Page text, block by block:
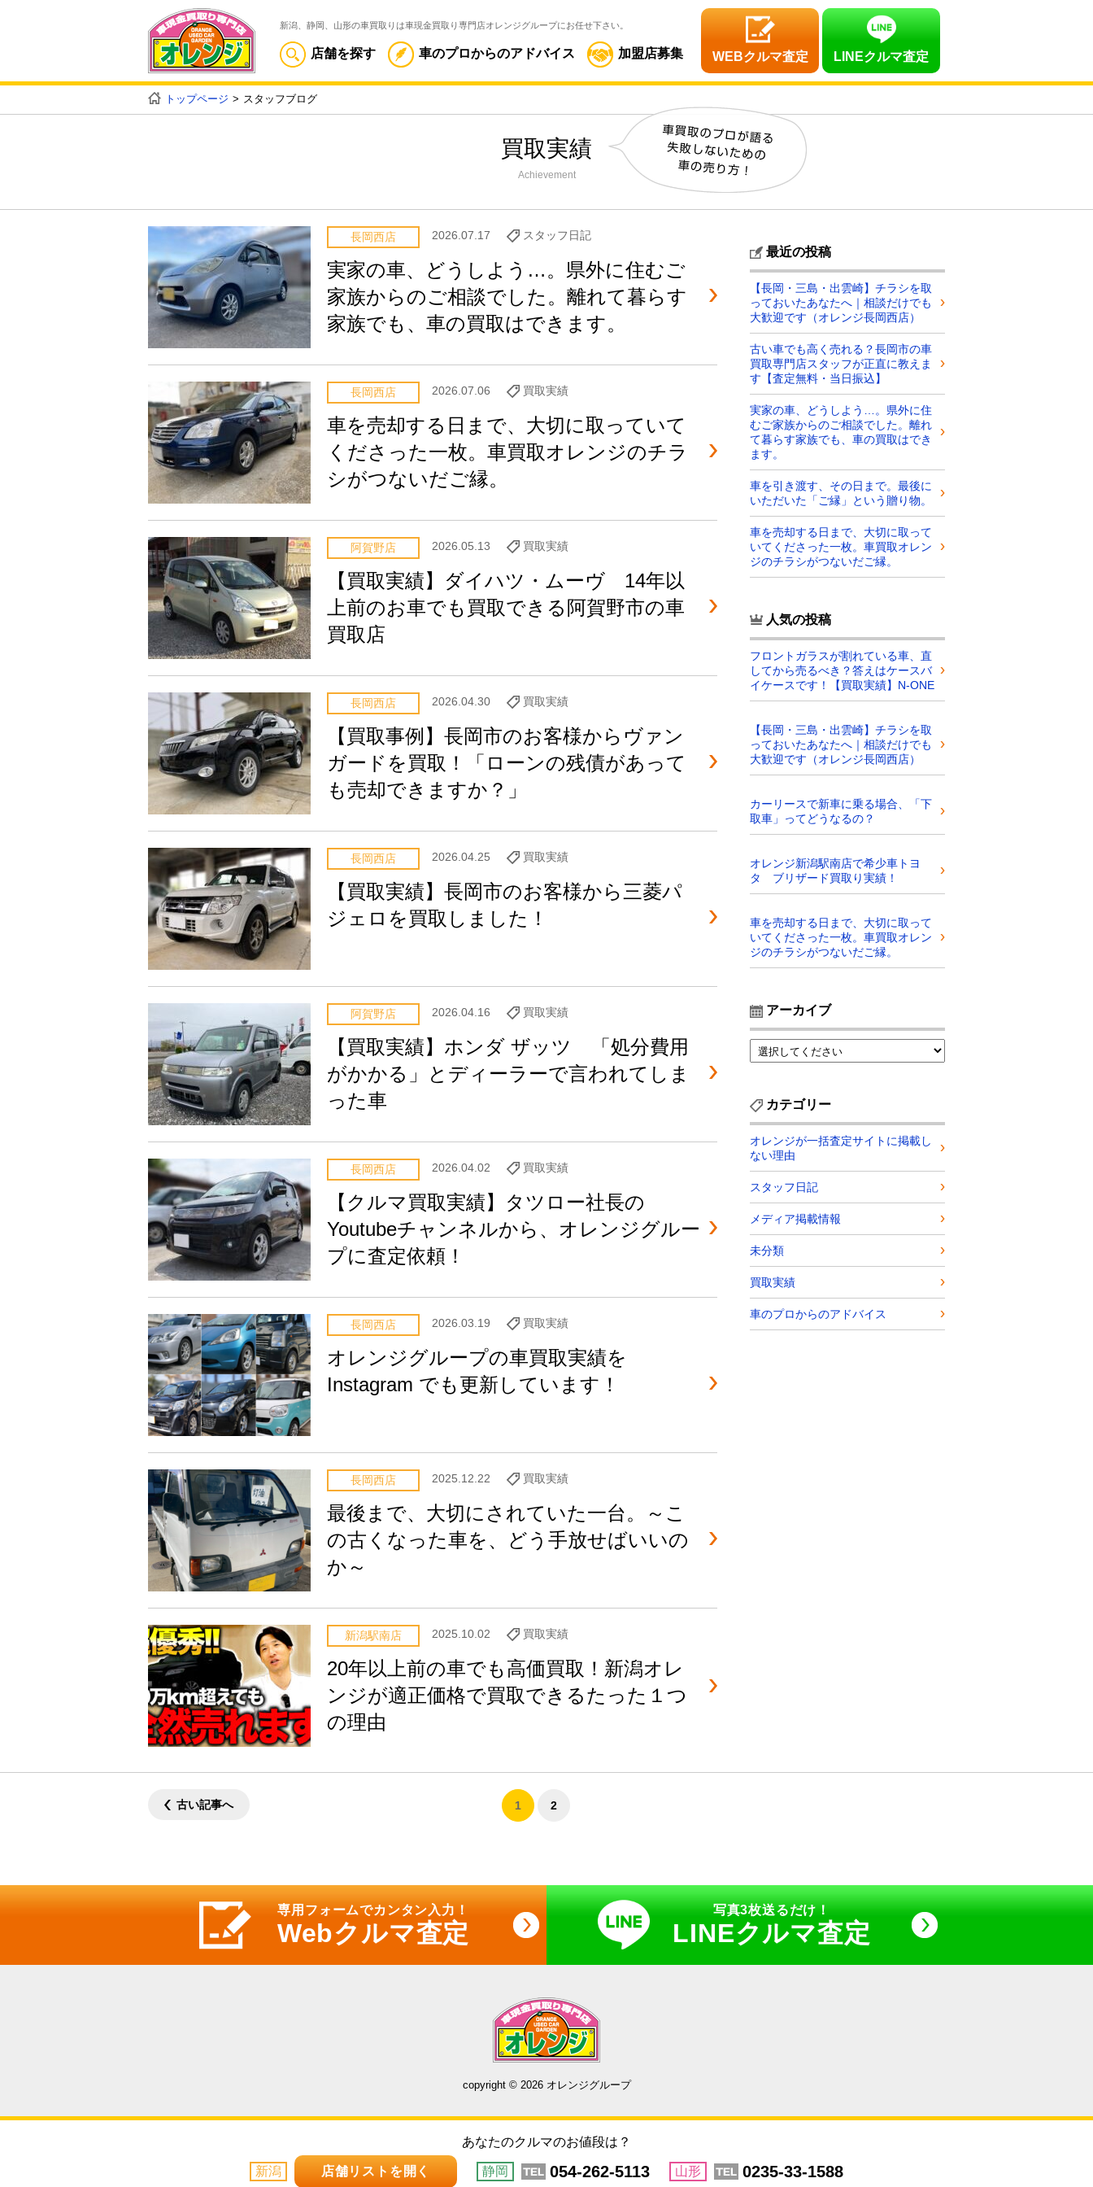
新潟、静岡、山形の車買取りは車現金買取り専門店オレンジグループにお任せ下さい。
店舗を探す 車のプロからのアドバイス 加盟店募集 WEBクルマ査定 LINEクルマ査定
トップページ スタッフブログ
買取実績
Achievement
長岡西店 2026.07.17 スタッフ日記
実家の車、どうしよう…。県外に住むご
家族からのご相談でした。離れて暮らす
家族でも、車の買取はできます。
長岡西店 2026.07.06 買取実績
車を売却する日まで、大切に取っていて
くださった一枚。車買取オレンジのチラ
シがつないだご縁。
阿賀野店 2026.05.13 買取実績
【買取実績】ダイハツ・ムーヴ 14年以
上前のお車でも買取できる阿賀野市の車
買取店
長岡西店 2026.04.30 買取実績
【買取事例】長岡市のお客様からヴァン
ガードを買取！「ローンの残債があって
も売却できますか？」
長岡西店 2026.04.25 買取実績
【買取実績】長岡市のお客様から三菱パ
ジェロを買取しました！
阿賀野店 2026.04.16 買取実績
【買取実績】ホンダ ザッツ 「処分費用
がかかる」とディーラーで言われてしま
った車
長岡西店 2026.04.02 買取実績
【クルマ買取実績】タツロー社長の
Youtubeチャンネルから、オレンジグルー
プに査定依頼！
長岡西店 2026.03.19 買取実績
オレンジグループの車買取実績を
Instagram でも更新しています！
長岡西店 2025.12.22 買取実績
最後まで、大切にされていた一台。～こ
の古くなった車を、どう手放せばいいの
か～
新潟駅南店 2025.10.02 買取実績
20年以上前の車でも高価買取！新潟オレ
ンジが適正価格で買取できるたった１つ
の理由
古い記事へ 1 2
最近の投稿
【長岡・三島・出雲崎】チラシを取
っておいたあなたへ｜相談だけでも
大歓迎です（オレンジ長岡西店）
古い車でも高く売れる？長岡市の車
買取専門店スタッフが正直に教えま
す【査定無料・当日振込】
実家の車、どうしよう…。県外に住
むご家族からのご相談でした。離れ
て暮らす家族でも、車の買取はでき
ます。
車を引き渡す、その日まで。最後に
いただいた「ご縁」という贈り物。
車を売却する日まで、大切に取って
いてくださった一枚。車買取オレン
ジのチラシがつないだご縁。
人気の投稿
フロントガラスが割れている車、直
してから売るべき？答えはケースバ
イケースです！【買取実績】N-ONE
【長岡・三島・出雲崎】チラシを取
っておいたあなたへ｜相談だけでも
大歓迎です（オレンジ長岡西店）
カーリースで新車に乗る場合、「下
取車」ってどうなるの？
オレンジ新潟駅南店で希少車トヨ
タ ブリザード買取り実績！
車を売却する日まで、大切に取って
いてくださった一枚。車買取オレン
ジのチラシがつないだご縁。
アーカイブ
カテゴリー
オレンジが一括査定サイトに掲載し
ない理由
スタッフ日記
メディア掲載情報
未分類
買取実績
車のプロからのアドバイス
専用フォームでカンタン入力！
Webクルマ査定
写真3枚送るだけ！
LINEクルマ査定
copyright © 2026 オレンジグループ
あなたのクルマのお値段は？
新潟 店舗リストを開く 静岡 054-262-5113 山形 0235-33-1588